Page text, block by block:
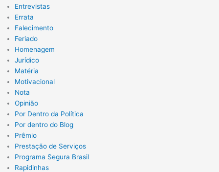
Entrevistas
Errata
Falecimento
Feriado
Homenagem
Jurídico
Matéria
Motivacional
Nota
Opinião
Por Dentro da Política
Por dentro do Blog
Prêmio
Prestação de Serviços
Programa Segura Brasil
Rapidinhas